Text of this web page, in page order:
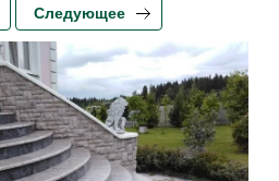
Следующее